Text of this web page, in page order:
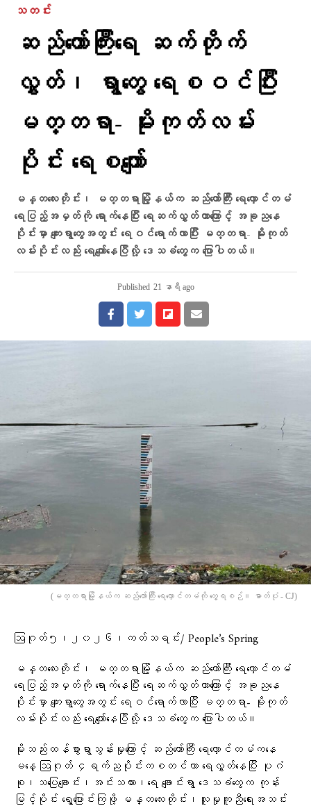
သတင်း
ဆည်တော်ကြီးရေ ဆက်တိုက်
လွှတ်၊ ရွာတွေ ရေစဝင်ပြီး
မတ္တရာ- မိုးကုတ်လမ်း
ပိုင်း ရေစကျော်
မန္တလေးတိုင်း၊ မတ္တရာမြို့နယ်က ဆည်တော်ကြီး ရေလှောင်တမံ
ရေပြည့်အမှတ်ကို ရောက်နေပြီး ရေဆက်လွှတ်တာကြောင့် အခု‌‌ညနေ
ပိုင်းမှာ ကျေးရွာတွေအတွင်း ရေဝင်‌ရောက်လာပြီး မတ္တရာ- မိုးကုတ်
လမ်းပိုင်းလည်း ရေကျော်နေပြီလို့ ဒေသခံတွေက ပြောပါတယ်။
Published 21 နာရီ ago
(မတ္တရာမြို့နယ်က ဆည်တော်ကြီး ရေလှောင်တမံကို တွေ့ရစဉ်။ ဓာတ်ပုံ - CJ)
ဩဂုတ်၅၊၂၀၂၆၊ကတ်သရင်း/ People’s Spring
မန္တလေးတိုင်း၊ မတ္တရာမြို့နယ်က ဆည်တော်ကြီး ရေလှောင်တမံ
ရေပြည့်အမှတ်ကို ရောက်နေပြီး ရေဆက်လွှတ်တာကြောင့် အခု‌‌ညနေ
ပိုင်းမှာ ကျေးရွာတွေအတွင်း ရေဝင်‌ရောက်လာပြီး မတ္တရာ- မိုးကုတ်
လမ်းပိုင်းလည်း ရေကျော်နေပြီလို့ ဒေသခံတွေက ပြောပါတယ်။
မိုးသည်းထန်စွာရွာသွန်းမှုကြောင့် ဆည်တော်ကြီး ရေလှောင်တမံကနေ
မနေ့ ဩဂုတ် ၄ရက်ညပိုင်းကစတင်ကာ ရေလွှတ်နေပြီး ပုဂံ
စု၊သပြေချောင်း၊အင်းသကား၊ရေ‌ ချောင်းရွာ ဒေသခံတွေက ‌‌‌‌‌‌‌‌‌‌‌‌‌‌‌‌‌‌‌‌‌‌‌‌‌ကုန်း
မြင့်ပိုင်း ရွေ့ပြောင်းကြဖို့ မန္တလေးတိုင်း၊လူမှုကူညီရေးအသင်း